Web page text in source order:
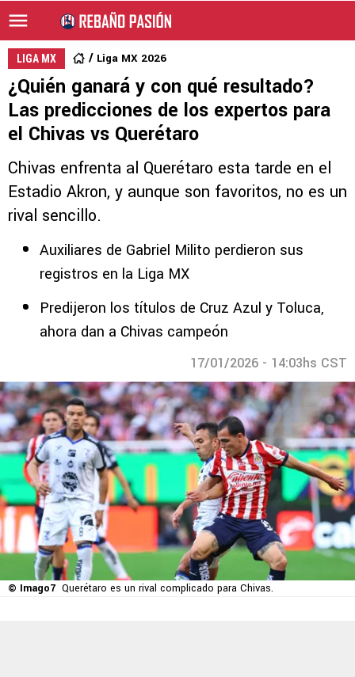
LIGA MX Liga MX 2026
¿Quién ganará y con qué resultado?
Las predicciones de los expertos para
el Chivas vs Querétaro
Chivas enfrenta al Querétaro esta tarde en el
Estadio Akron, y aunque son favoritos, no es un
rival sencillo.
Auxiliares de Gabriel Milito perdieron sus
registros en la Liga MX
Predijeron los títulos de Cruz Azul y Toluca,
ahora dan a Chivas campeón
17/01/2026 - 14:03hs CST
© Imago7 Querétaro es un rival complicado para Chivas.